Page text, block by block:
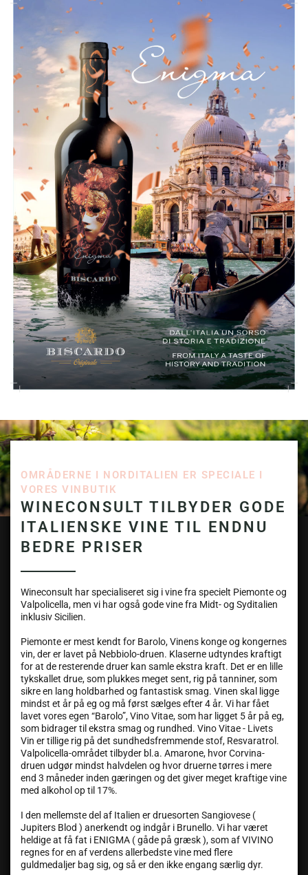
OMRÅDERNE I NORDITALIEN ER SPECIALE I
VORES VINBUTIK
WINECONSULT TILBYDER GODE
ITALIENSKE VINE TIL ENDNU
BEDRE PRISER
Wineconsult har specialiseret sig i vine fra specielt Piemonte og
Valpolicella, men vi har også gode vine fra Midt- og Syditalien
inklusiv Sicilien.
Piemonte er mest kendt for Barolo, Vinens konge og kongernes
vin, der er lavet på Nebbiolo-druen. Klaserne udtyndes kraftigt
for at de resterende druer kan samle ekstra kraft. Det er en lille
tykskallet drue, som plukkes meget sent, rig på tanniner, som
sikre en lang holdbarhed og fantastisk smag. Vinen skal ligge
mindst et år på eg og må først sælges efter 4 år. Vi har fået
lavet vores egen “Barolo”, Vino Vitae, som har ligget 5 år på eg,
som bidrager til ekstra smag og rundhed. Vino Vitae - Livets
Vin er tillige rig på det sundhedsfremmende stof, Resvaratrol.
Valpolicella-området tilbyder bl.a. Amarone, hvor Corvina-
druen udgør mindst halvdelen og hvor druerne tørres i mere
end 3 måneder inden gæringen og det giver meget kraftige vine
med alkohol op til 17%.
I den mellemste del af Italien er druesorten Sangiovese (
Jupiters Blod ) anerkendt og indgår i Brunello. Vi har været
heldige at få fat i ENIGMA ( gåde på græsk ), som af VIVINO
regnes for en af verdens allerbedste vine med flere
guldmedaljer bag sig, og så er den ikke engang særlig dyr.